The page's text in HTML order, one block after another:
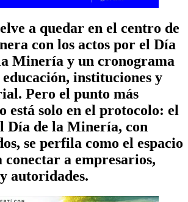
a quedar en el centro de
con los actos por el Día
Minería y un cronograma
instituciones y
Pero el punto más
está solo en el protocolo: el
Día de la Minería, con
se perfila como el espacio
conectar a empresarios,
autoridades.